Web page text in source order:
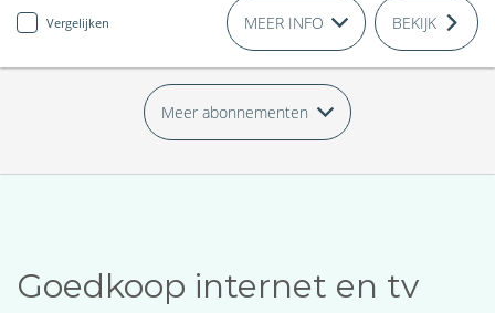
Vergelijken MEER INFO BEKIJK
Meer abonnementen
Goedkoop internet en tv